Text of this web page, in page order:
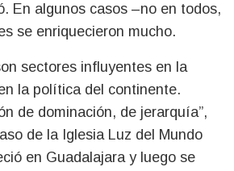
En algunos casos –no en todos,
se enriquecieron mucho.
sectores influyentes en la
la política del continente.
de dominación, de jerarquía”,
de la Iglesia Luz del Mundo
en Guadalajara y luego se